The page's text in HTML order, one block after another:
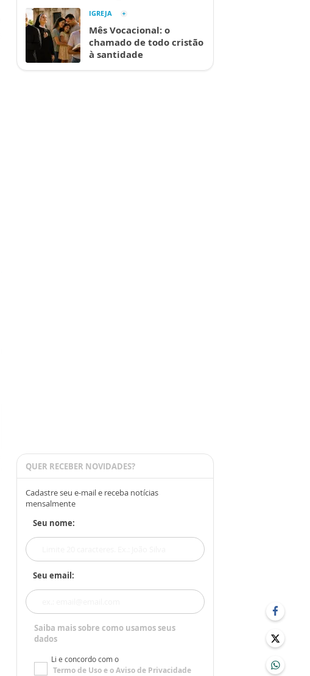
IGREJA
Mês Vocacional: o
chamado de todo cristão
à santidade
QUER RECEBER NOVIDADES?
Cadastre seu e-mail e receba notícias
mensalmente
Seu nome:
Seu email:
Saiba mais sobre como usamos seus
dados
Li e concordo com o
Termo de Usoe oAviso de Privacidade